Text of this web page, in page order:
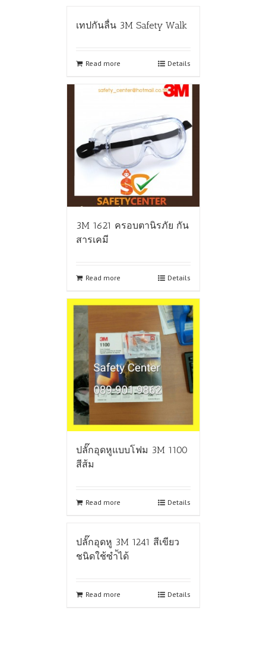
เทปกันลื่น 3M Safety Walk
Read more Details
3M 1621 ครอบตานิรภัย กัน
สารเคมี
Read more Details
ปลั๊กอุดหูแบบโฟม 3M 1100
สีส้ม
Read more Details
ปลั๊กอุดหู 3M 1241 สีเขียว
ชนิดใช้ซำ้ได้
Read more Details